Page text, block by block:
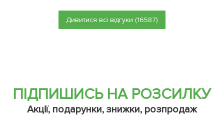
Дивитися всі відгуки (16587)
ПІДПИШИСЬ НА РОЗСИЛКУ
Акції, подарунки, знижки, розпродаж